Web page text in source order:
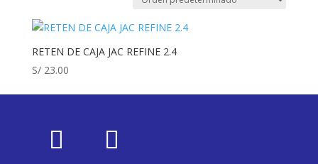
RETEN DE CAJA JAC REFINE 2.4
S/23.00